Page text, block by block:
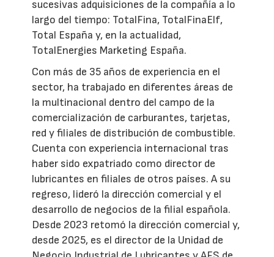
sucesivas adquisiciones de la compañía a lo
largo del tiempo: TotalFina, TotalFinaElf,
Total España y, en la actualidad,
TotalEnergies Marketing España.
Con más de 35 años de experiencia en el
sector, ha trabajado en diferentes áreas de
la multinacional dentro del campo de la
comercialización de carburantes, tarjetas,
red y filiales de distribución de combustible.
Cuenta con experiencia internacional tras
haber sido expatriado como director de
lubricantes en filiales de otros países. A su
regreso, lideró la dirección comercial y el
desarrollo de negocios de la filial española.
Desde 2023 retomó la dirección comercial y,
desde 2025, es el director de la Unidad de